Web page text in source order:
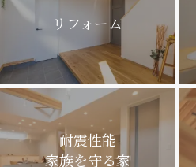
リフォーム
耐震性能
家族を守る家